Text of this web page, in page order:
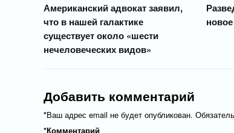
Американский адвокат заявил,
что в нашей галактике
существует около «шести
нечеловеческих видов»
Добавить комментарий
Ваш адрес email не будет опубликован.
*
Комментарий
*